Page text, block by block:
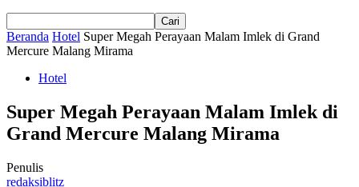
Beranda Hotel Super Megah Perayaan Malam Imlek di Grand
Mercure Malang Mirama
Hotel
Super Megah Perayaan Malam Imlek di
Grand Mercure Malang Mirama
Penulis
redaksiblitz